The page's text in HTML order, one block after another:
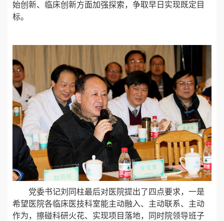
始创新、临床创新方面加强探索，争取早日实现既定目
标。
党委书记刘同柱最后对医院提出了四点要求，一是
希望医院各临床医技科室能主动融入、主动联系、主动
作为，擦碰科研火花、实现项目落地，同时院领导班子